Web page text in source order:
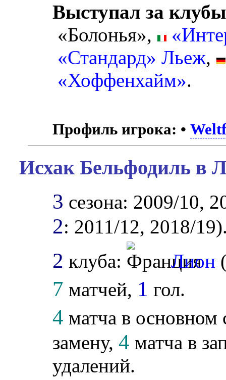
Выступал за
«Болонья»,
«Стандард» Льеж,
«Хоффенхайм».
Профиль игрока: •
Исхак Бельфодиль в
3 сезона: 2009/10,
2: 2011/12, 2018/
2 клуба: Лион
7 матчей, 1 гол.
4 матча в основном
замену,4 матча в
удалений.